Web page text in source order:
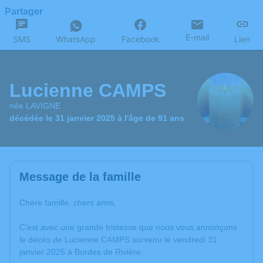
Partager
SMS WhatsApp Facebook E-mail Lien
Lucienne CAMPS
née LAVIGNE
décédée le 31 janvier 2025 à l'âge de 91 ans
Message de la famille
Chère famille, chers amis,
C’est avec une grande tristesse que nous vous annonçons
le décès de Lucienne CAMPS survenu le vendredi 31
janvier 2025 à Bordes de Rivière.